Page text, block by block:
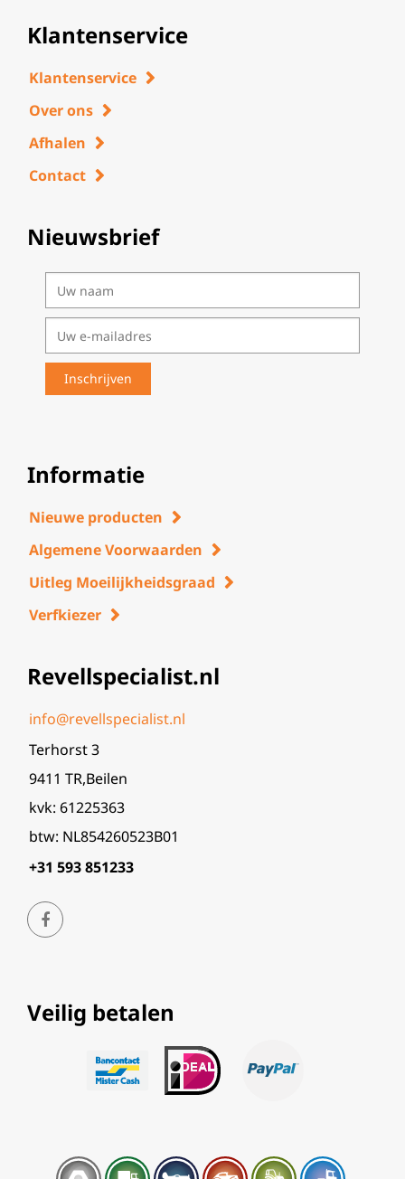
Klantenservice
Klantenservice
Over ons
Afhalen
Contact
Nieuwsbrief
Informatie
Nieuwe producten
Algemene Voorwaarden
Uitleg Moeilijkheidsgraad
Verfkiezer
Revellspecialist.nl
info@revellspecialist.nl
Terhorst 3
9411 TR,Beilen
kvk: 61225363
btw: NL854260523B01
+31 593 851233
Veilig betalen